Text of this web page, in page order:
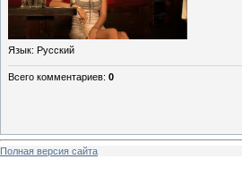
Язык: Русский
Всего комментариев: 0
Полная версия сайта